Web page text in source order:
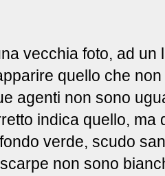
vecchia foto, ad un
quello che
agenti non sono
indica quello, ma
verde, scudo
non sono